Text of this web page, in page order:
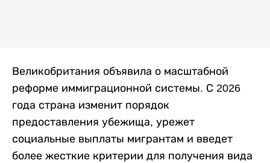
Великобритания объявила о масштабной
реформе иммиграционной системы. С 2026
года страна изменит порядок
предоставления убежища, урежет
социальные выплаты мигрантам и введет
более жесткие критерии для получения вида